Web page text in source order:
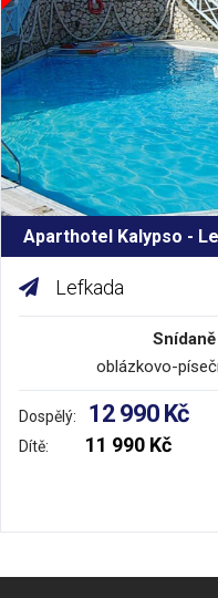
Aparthotel Kalypso -
Lefkada
oblázkovo-
Dospělý: 12 990 Kč
Dítě: 11 990 Kč